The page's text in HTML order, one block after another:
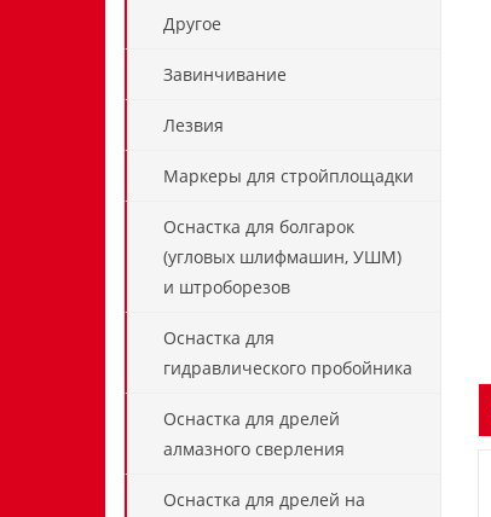
Другое
Завинчивание
Лезвия
Маркеры для стройплощадки
Оснастка для болгарок
(угловых шлифмашин, УШМ)
и штроборезов
Оснастка для
гидравлического пробойника
Оснастка для дрелей
алмазного сверления
Оснастка для дрелей на